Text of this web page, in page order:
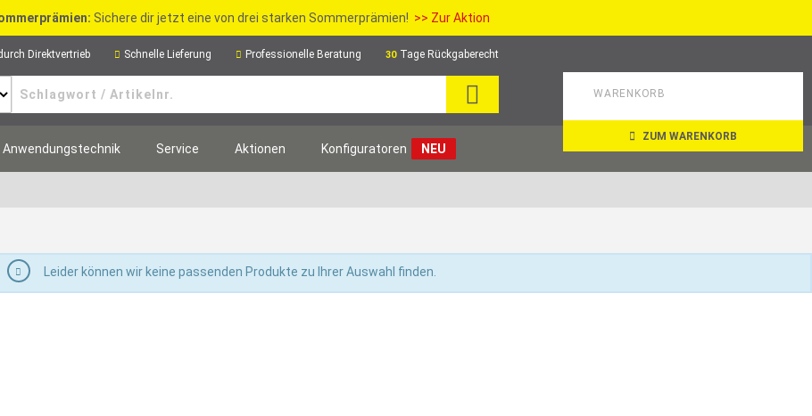
Sichere dir jetzt eine von drei starken Sommerprämien! >> Zur Aktion
Direktvertrieb Schnelle Lieferung Professionelle Beratung 30 Tage Rückgaberecht
WARENKORB
ZUM WARENKORB
Anwendungstechnik Service Aktionen Konfiguratoren NEU
Leider können wir keine passenden Produkte zu Ihrer Auswahl finden.